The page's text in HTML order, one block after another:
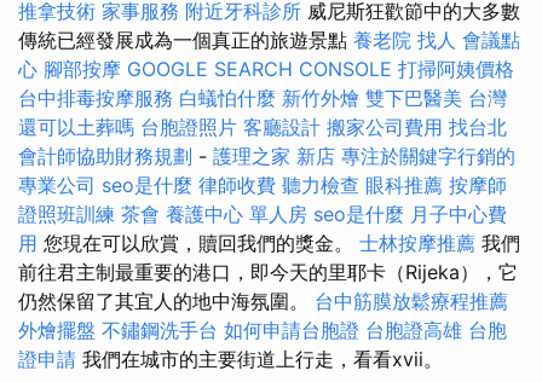
推拿技術 家事服務 附近牙科診所 威尼斯狂歡節中的大多數
傳統已經發展成為一個真正的旅遊景點 養老院 找人 會議點
心 腳部按摩 GOOGLE SEARCH CONSOLE 打掃阿姨價格
台中排毒按摩服務 白蟻怕什麼 新竹外燴 雙下巴醫美 台灣
還可以土葬嗎 台胞證照片 客廳設計 搬家公司費用 找台北
會計師協助財務規劃 - 護理之家 新店 專注於關鍵字行銷的
專業公司 seo是什麼 律師收費 聽力檢查 眼科推薦 按摩師
證照班訓練 茶會 養護中心 單人房 seo是什麼 月子中心費
用 您現在可以欣賞，贖回我們的獎金。 士林按摩推薦 我們
前往君主制最重要的港口，即今天的里耶卡（Rijeka），它
仍然保留了其宜人的地中海氛圍。 台中筋膜放鬆療程推薦
外燴擺盤 不鏽鋼洗手台 如何申請台胞證 台胞證高雄 台胞
證申請 我們在城市的主要街道上行走，看看xvii。